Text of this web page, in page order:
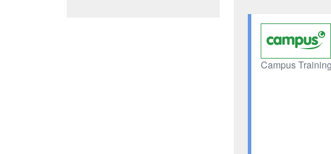
Campus Training